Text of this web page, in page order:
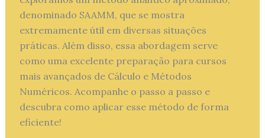
denominado SAAMM, que se mostra
extremamente útil em diversas situações
práticas. Além disso, essa abordagem serve
como uma excelente preparação para cursos
mais avançados de Cálculo e Métodos
Numéricos. Acompanhe o passo a passo e
descubra como aplicar esse método de forma
eficiente!